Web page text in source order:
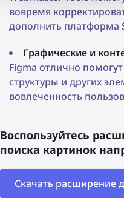
вовремя
дополнить платформа
Графические и
Figma отлично
структуры и других
вовлеченность
Воспользуйтесь
поиска картинок
Скачать расширение